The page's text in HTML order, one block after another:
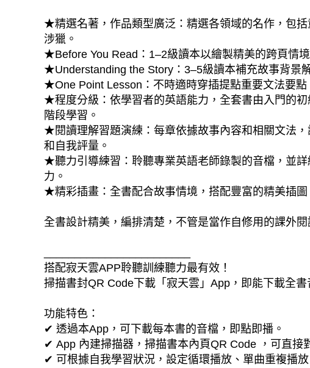
★精選名著，作品類型廣泛：精選各領域的名作，包
涉獵。
★Before You Read：1–2級讀本以繪製精美的跨頁情
★Understanding the Story：3–5級讀本補充故事背景
★One Point Lesson：不時適時穿插提點重要文法要點
★程度分級：依學習者的英語能力，全套書由入門的
階段學習。
★閱讀理解習題演練：每章依據故事內容和相關文法
和自我評量。
★聽力引導練習：聆聽專業英語老師錄製的音檔，並
力。
★精彩插畫：全書配合故事情境，搭配豐富的精美插圖
全書設計精美，編排清楚，不管是當作自修用的課外
搭配寂天雲APP聆聽訓練聽力最有效！
掃描書封QR Code下載「寂天雲」App，即能下載全
功能特色：
✔ 透過本App，可下載每本書的音檔，即點即播。
✔ App 內建掃描器，掃描書本內頁QR Code ，可直接
✔ 可根據自我學習狀況，設定循環播放、單曲重複播